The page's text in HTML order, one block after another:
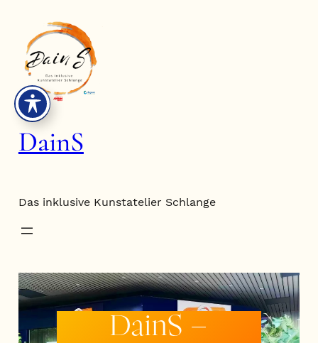
Inhalt
springen
DainS
Das inklusive Kunstatelier Schlange
DainS –